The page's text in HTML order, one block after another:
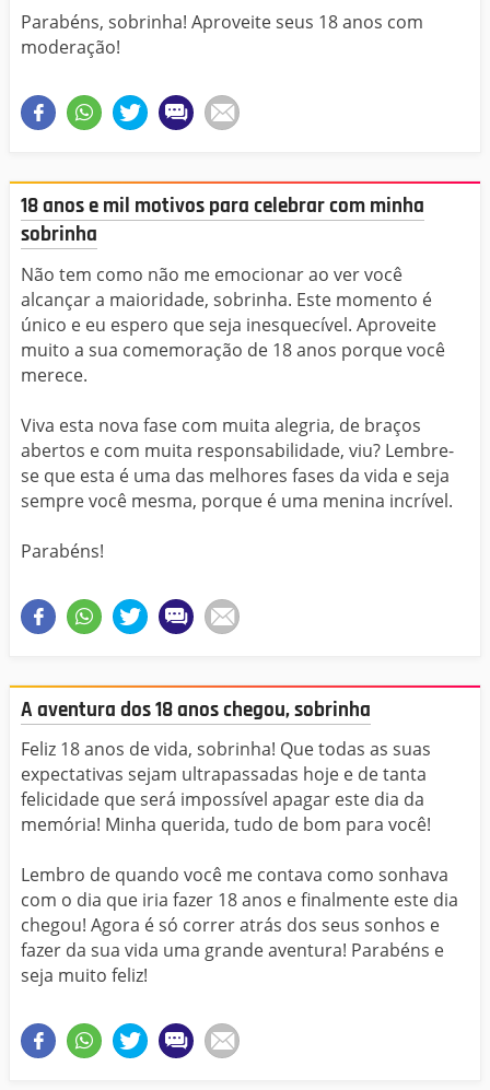
Parabéns, sobrinha! Aproveite seus 18 anos com
moderação!
18 anos e mil motivos para celebrar com minha
sobrinha
Não tem como não me emocionar ao ver você
alcançar a maioridade, sobrinha. Este momento é
único e eu espero que seja inesquecível. Aproveite
muito a sua comemoração de 18 anos porque você
merece.
Viva esta nova fase com muita alegria, de braços
abertos e com muita responsabilidade, viu? Lembre-
se que esta é uma das melhores fases da vida e seja
sempre você mesma, porque é uma menina incrível.
Parabéns!
A aventura dos 18 anos chegou, sobrinha
Feliz 18 anos de vida, sobrinha! Que todas as suas
expectativas sejam ultrapassadas hoje e de tanta
felicidade que será impossível apagar este dia da
memória! Minha querida, tudo de bom para você!
Lembro de quando você me contava como sonhava
com o dia que iria fazer 18 anos e finalmente este dia
chegou! Agora é só correr atrás dos seus sonhos e
fazer da sua vida uma grande aventura! Parabéns e
seja muito feliz!